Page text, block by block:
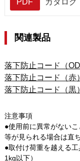
PDF カタログ
関連製品
落下防止コード（
落下防止コード（赤
落下防止コード（黒
注意事項
●使用前に異常がない
等が見られる場合は直
●取付け荷重を越える
1kg以下）